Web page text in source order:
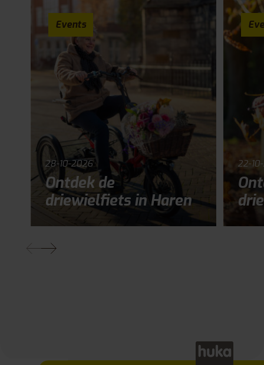
Events
28-10-2026
Ontdek de
driewielfiets in Haren
22-